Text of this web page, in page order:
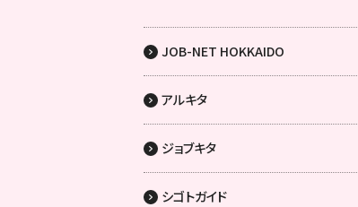
JOB-NET HOKKAIDO
アルキタ
ジョブキタ
シゴトガイド